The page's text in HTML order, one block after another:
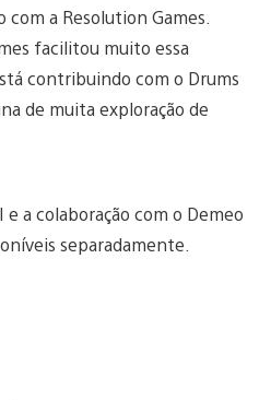
a Resolution Games.
facilitou muito essa
contribuindo com o Drums
de muita exploração de
e a colaboração com o Demeo
separadamente.